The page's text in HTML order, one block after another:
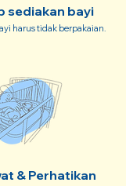
sediakan bayi
harus tidak berpakaian.
& Perhatikan